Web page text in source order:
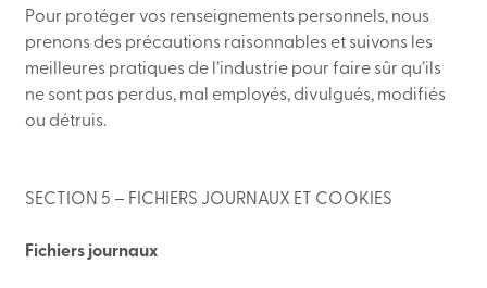
Pour protéger vos renseignements personnels, nous
prenons des précautions raisonnables et suivons les
meilleures pratiques de l’industrie pour faire sûr qu’ils
ne sont pas perdus, mal employés, divulgués, modifiés
ou détruis.
SECTION 5 – FICHIERS JOURNAUX ET COOKIES
Fichiers journaux